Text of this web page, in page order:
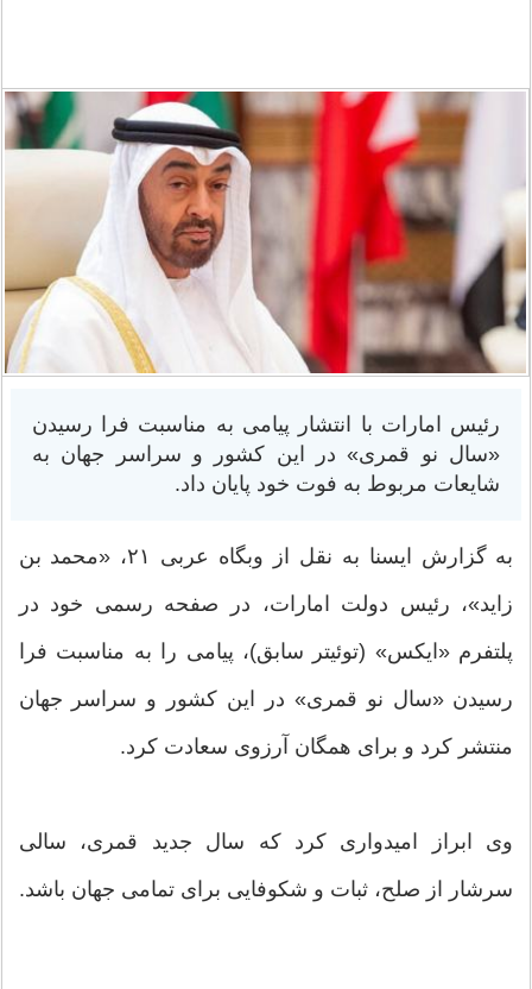
رئیس امارات با انتشار پیامی به مناسبت فرا رسیدن
«سال نو قمری» در این کشور و سراسر جهان به
شایعات مربوط به فوت خود پایان داد.
به گزارش ایسنا به نقل از وبگاه عربی ۲۱، «محمد بن
زاید»، رئیس دولت امارات، در صفحه رسمی خود در
پلتفرم «ایکس» (توئیتر سابق)، پیامی را به مناسبت فرا
رسیدن «سال نو قمری» در این کشور و سراسر جهان
منتشر کرد و برای همگان آرزوی سعادت کرد.
وی ابراز امیدواری کرد که سال جدید قمری، سالی
سرشار از صلح، ثبات و شکوفایی برای تمامی جهان باشد.